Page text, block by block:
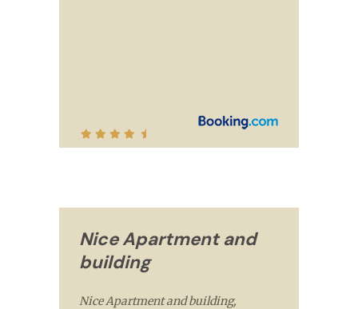
Nice Apartment and
building
Nice Apartment and building,